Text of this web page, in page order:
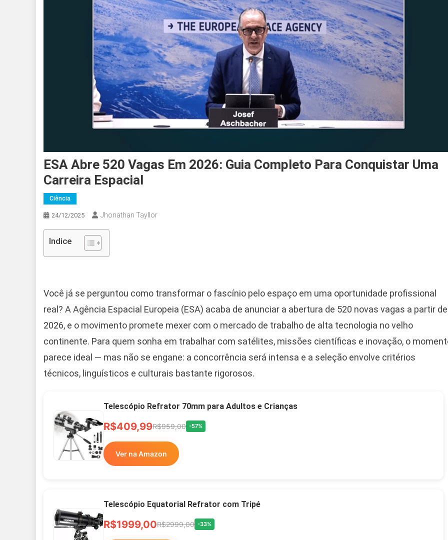
ESA Abre 520 Vagas Em 2026: Guia Completo Para Conquistar Uma
Carreira Espacial
Ciência
24/12/2025 Jhonathan Tayllor
Indice
Você já se perguntou como transformar o fascínio pelo espaço em uma oportunidade profissional
real? A Agência Espacial Europeia (ESA) acaba de anunciar a abertura de 520 novas vagas a partir de
2026, e o movimento promete mexer com o mercado de trabalho de alta tecnologia no velho
continente. Para quem sonha em trabalhar com satélites, missões científicas e inovação, o
parece ideal — mas não se engane: a concorrência será intensa e a seleção envolve critérios
técnicos, linguísticos e culturais bastante rigorosos.
Telescópio Refrator 70mm para Adultos e Crianças
R$409,99R$959,00 -57%
Ver na Amazon
Telescópio Equatorial Refrator com Tripé
R$1999,00R$2999,00 -33%